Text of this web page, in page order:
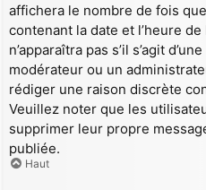
affichera le nombre de fois
contenant la date et l’heure
n’apparaîtra pas s’il s’agit
modérateur ou un
rédiger une raison discrète
Veuillez noter que les
supprimer leur propre
publiée.
Haut